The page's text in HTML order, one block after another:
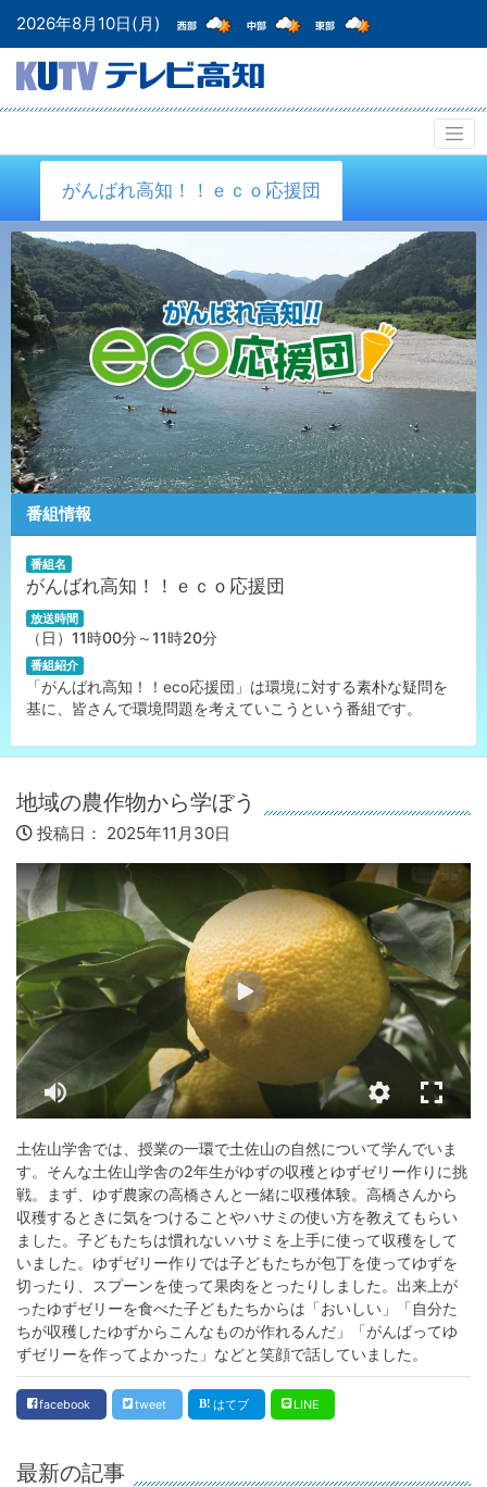
2026年8月10日(月)
がんばれ高知！！ｅｃｏ応援団
番組情報
番組名
がんばれ高知！！ｅｃｏ応援団
放送時間
（日）11時00分～11時20分
番組紹介
「がんばれ高知！！eco応援団」は環境に対する素朴な疑問を
基に、皆さんで環境問題を考えていこうという番組です。
地域の農作物から学ぼう
投稿日： 2025年11月30日
土佐山学舎では、授業の一環で土佐山の自然について学んでいま
す。そんな土佐山学舎の2年生がゆずの収穫とゆずゼリー作りに挑
戦。まず、ゆず農家の高橋さんと一緒に収穫体験。高橋さんから
収穫するときに気をつけることやハサミの使い方を教えてもらい
ました。子どもたちは慣れないハサミを上手に使って収穫をして
いました。ゆずゼリー作りでは子どもたちが包丁を使ってゆずを
切ったり、スプーンを使って果肉をとったりしました。出来上が
ったゆずゼリーを食べた子どもたちからは「おいしい」「自分た
ちが収穫したゆずからこんなものが作れるんだ」「がんばってゆ
ずゼリーを作ってよかった」などと笑顔で話していました。
facebook tweet はてブ LINE
最新の記事